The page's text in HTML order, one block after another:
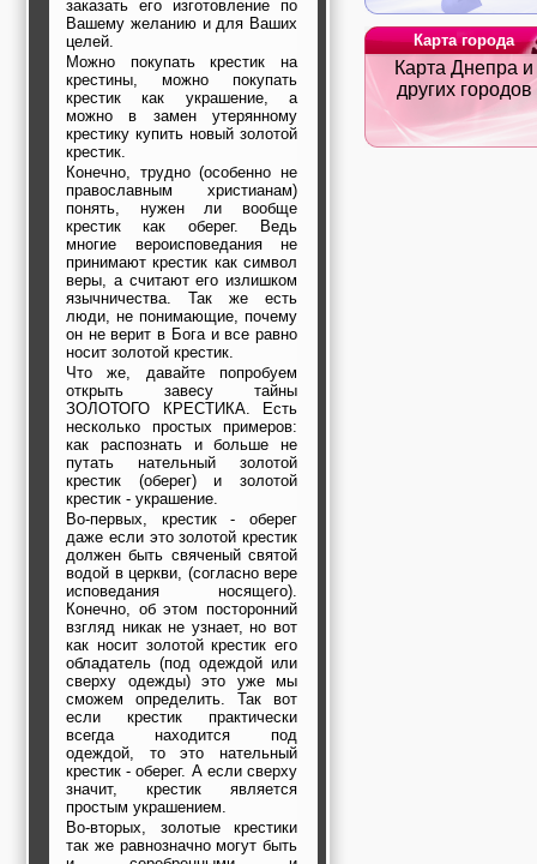
материалы,
строительные
машины и техника,
все для
коммуникаций
Туризм, отдых,
путешествия,
авиакомпании, ж/д
перевозки,
пансионаты, отели,
гостинницы
Трудоустройство,
кадровые агентства,
крюининг
Программирование
сайта
заказать его изготовление по
Вашему желанию и для Ваших
целей.
Можно покупать крестик на
крестины, можно покупать
крестик как украшение, а
можно в замен утерянному
крестику купить новый золотой
крестик.
Конечно, трудно (особенно не
православным христианам)
понять, нужен ли вообще
крестик как оберег. Ведь
многие вероисповедания не
принимают крестик как символ
веры, а считают его излишком
язычничества. Так же есть
люди, не понимающие, почему
он не верит в Бога и все равно
носит золотой крестик.
Что же, давайте попробуем
открыть завесу тайны
ЗОЛОТОГО КРЕСТИКА. Есть
несколько простых примеров:
как распознать и больше не
путать нательный золотой
крестик (оберег) и золотой
крестик - украшение.
Во-первых, крестик - оберег
даже если это золотой крестик
должен быть свяченый святой
водой в церкви, (согласно вере
исповедания носящего).
Конечно, об этом посторонний
взгляд никак не узнает, но вот
как носит золотой крестик его
обладатель (под одеждой или
сверху одежды) это уже мы
сможем определить. Так вот
если крестик практически
всегда находится под
одеждой, то это нательный
крестик - оберег. А если сверху
значит, крестик является
простым украшением.
Во-вторых, золотые крестики
так же равнозначно могут быть
Карта города
Карта Днепра и
других городов